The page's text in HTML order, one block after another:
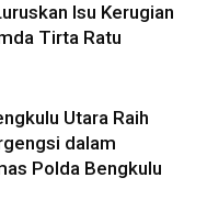
Isu Kerugian
Tirta Ratu
Utara Raih
dalam
Polda Bengkulu